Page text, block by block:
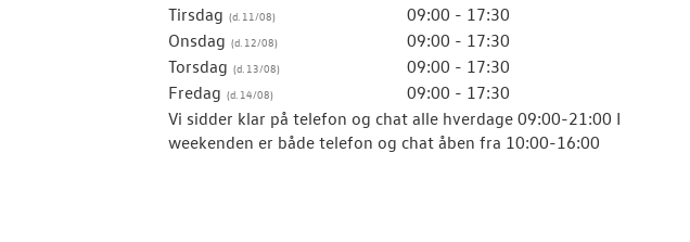
Tirsdag
09:00 - 17:30
Onsdag
09:00 - 17:30
Torsdag
09:00 - 17:30
Fredag
09:00 - 17:30
Vi sidder klar på telefon og chat alle hverdage 09:00-21:00 I
weekenden er både telefon og chat åben fra 10:00-16:00